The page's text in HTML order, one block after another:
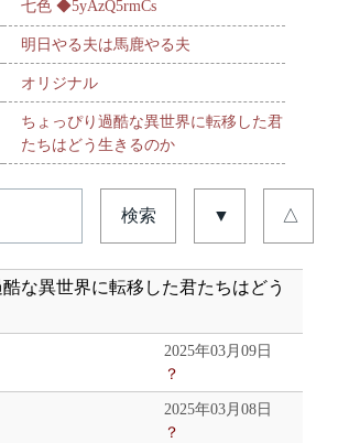
七色 ◆5yAzQ5rmCs
明日やる夫は馬鹿やる夫
オリジナル
ちょっぴり過酷な異世界に転移した君
たちはどう生きるのか
検索 ▼ △
な異世界に転移した君たちはどう
2025年03月09日
？
2025年03月08日
？